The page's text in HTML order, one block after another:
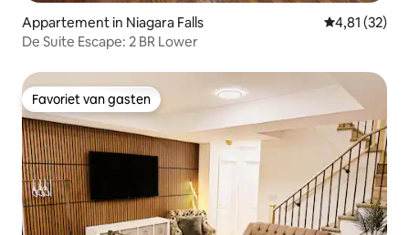
Appartement in Niagara Falls Gemiddelde
4,81 (32)
De Suite Escape: 2 BR Lower
Favoriet van gasten
Favoriet van gasten